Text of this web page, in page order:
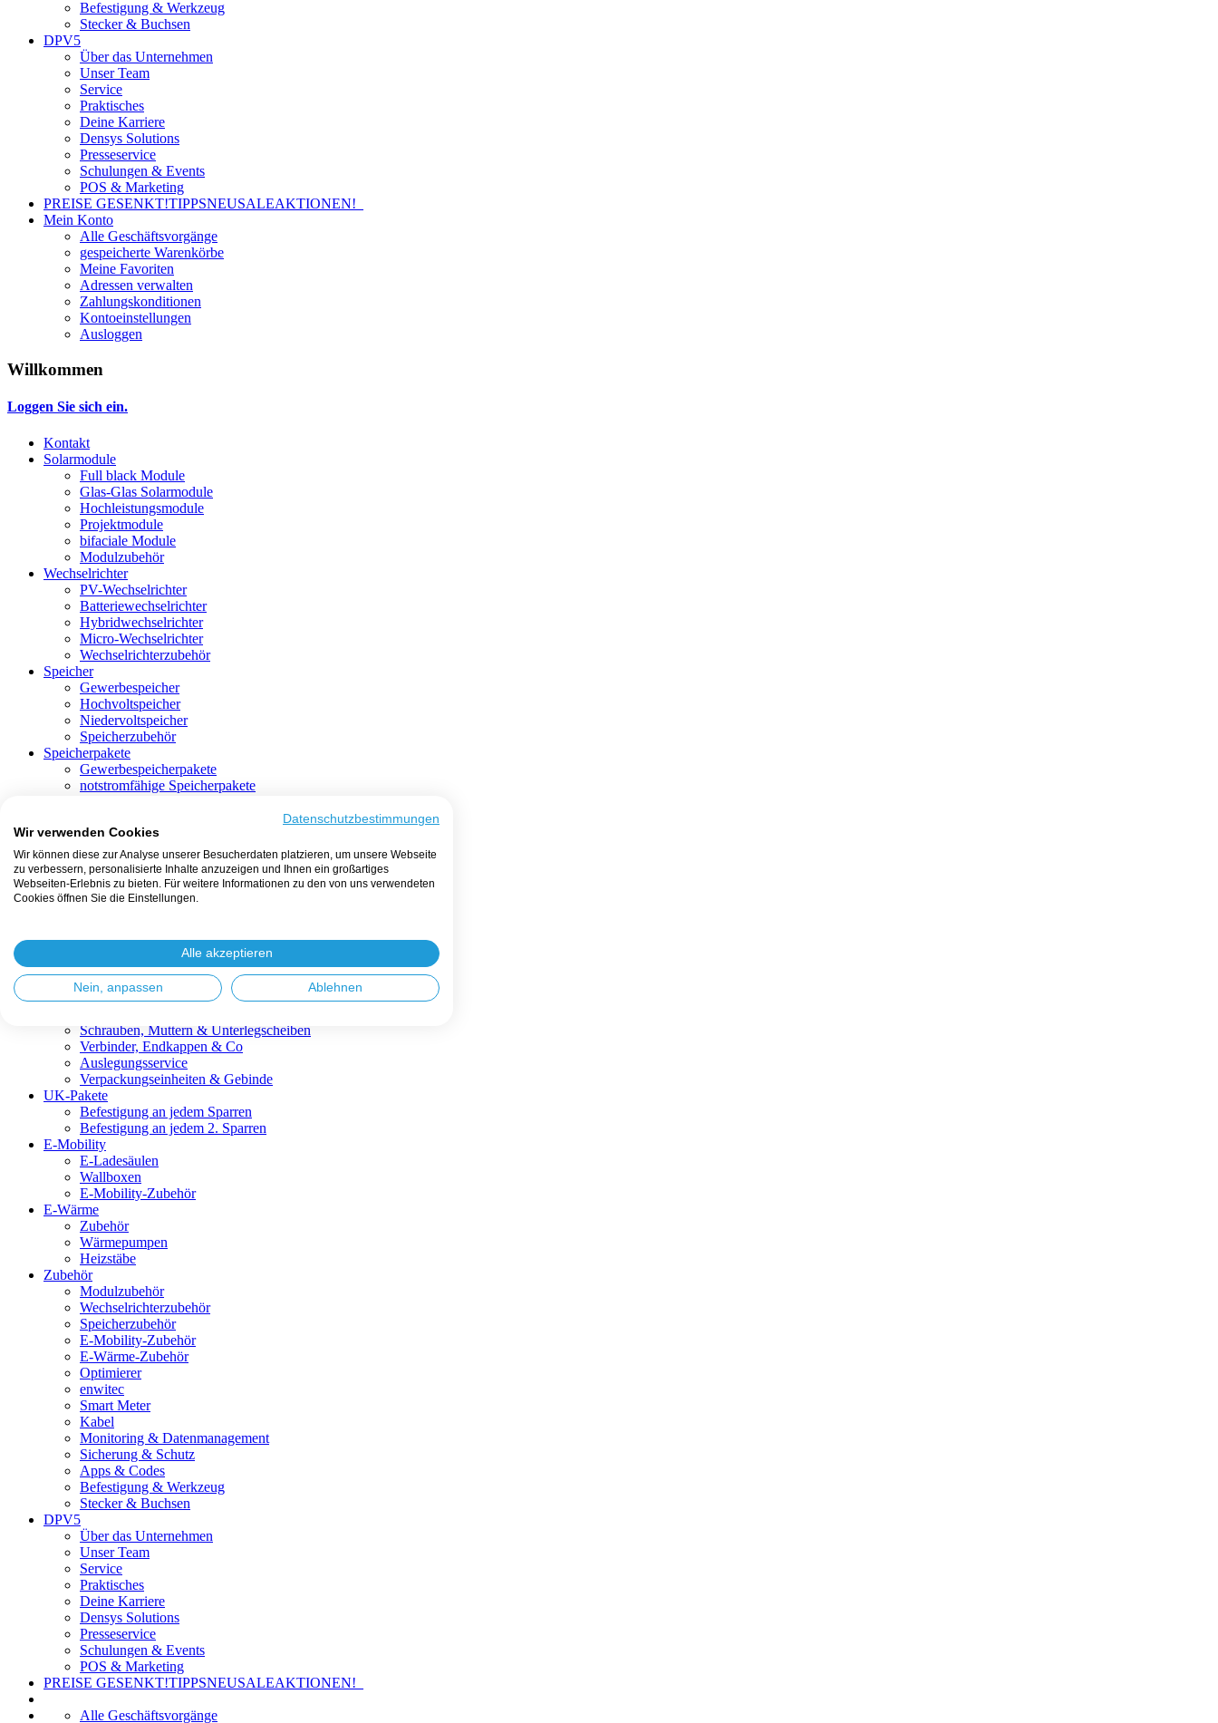
Befestigung & Werkzeug
Stecker & Buchsen
DPV5
Über das Unternehmen
Unser Team
Service
Praktisches
Deine Karriere
Densys Solutions
Presseservice
Schulungen & Events
POS & Marketing
PREISE GESENKT!TIPPSNEUSALEAKTIONEN!
Mein Konto
Alle Geschäftsvorgänge
gespeicherte Warenkörbe
Meine Favoriten
Adressen verwalten
Zahlungskonditionen
Kontoeinstellungen
Ausloggen
Willkommen
Loggen Sie sich ein.
Kontakt
Solarmodule
Full black Module
Glas-Glas Solarmodule
Hochleistungsmodule
Projektmodule
bifaciale Module
Modulzubehör
Wechselrichter
PV-Wechselrichter
Batteriewechselrichter
Hybridwechselrichter
Micro-Wechselrichter
Wechselrichterzubehör
Speicher
Gewerbespeicher
Hochvoltspeicher
Niedervoltspeicher
Speicherzubehör
Speicherpakete
Gewerbespeicherpakete
notstromfähige Speicherpakete
mit Hochvoltspeicher
HEMS-fähige Speicherpakete
mit Niedervoltspeicher
Unterkonstruktion
Aufständerung
Fassadenlösungen
Kabelmanagement
Metalldachplatten
Modulklemmen
Schrauben, Muttern & Unterlegscheiben
Verbinder, Endkappen & Co
Auslegungsservice
Verpackungseinheiten & Gebinde
UK-Pakete
Befestigung an jedem Sparren
Befestigung an jedem 2. Sparren
E-Mobility
E-Ladesäulen
Wallboxen
E-Mobility-Zubehör
E-Wärme
Zubehör
Wärmepumpen
Heizstäbe
Zubehör
Modulzubehör
Wechselrichterzubehör
Speicherzubehör
E-Mobility-Zubehör
E-Wärme-Zubehör
Optimierer
enwitec
Smart Meter
Kabel
Monitoring & Datenmanagement
Sicherung & Schutz
Apps & Codes
Befestigung & Werkzeug
Stecker & Buchsen
DPV5
Über das Unternehmen
Unser Team
Service
Praktisches
Deine Karriere
Densys Solutions
Presseservice
Schulungen & Events
POS & Marketing
PREISE GESENKT!TIPPSNEUSALEAKTIONEN!
Alle Geschäftsvorgänge
Datenschutzbestimmungen
Wir verwenden Cookies
Wir können diese zur Analyse unserer Besucherdaten platzieren, um unsere Webseite
zu verbessern, personalisierte Inhalte anzuzeigen und Ihnen ein großartiges
Webseiten-Erlebnis zu bieten. Für weitere Informationen zu den von uns verwendeten
Cookies öffnen Sie die Einstellungen.
Alle akzeptieren
Nein, anpassen Ablehnen